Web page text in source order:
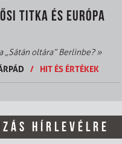
TITKA ÉS EURÓPA
„Sátán oltára” Berlinbe?»
/ HIT ÉS ÉRTÉKEK
HÍRLEVÉLRE